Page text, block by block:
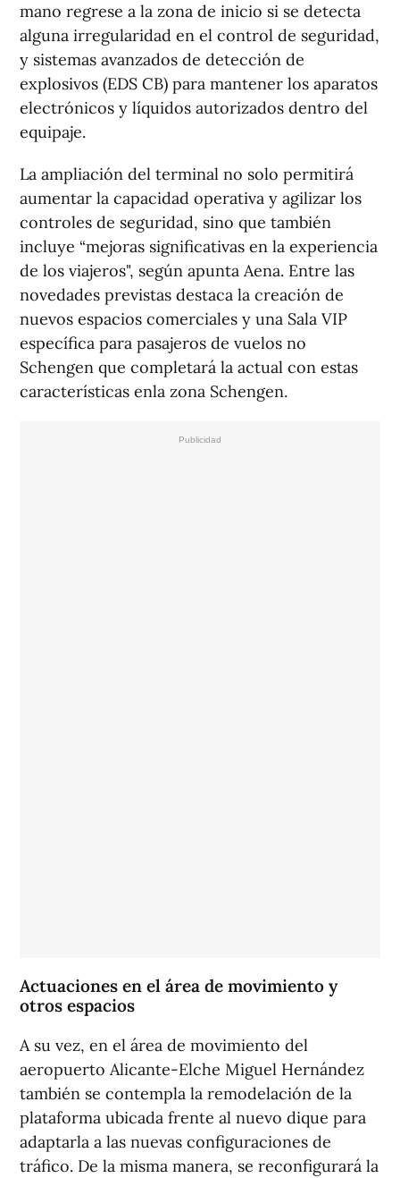
mano regrese a la zona de inicio si se detecta
alguna irregularidad en el control de seguridad,
y sistemas avanzados de detección de
explosivos (EDS CB) para mantener los aparatos
electrónicos y líquidos autorizados dentro del
equipaje.
La ampliación del terminal no solo permitirá
aumentar la capacidad operativa y agilizar los
controles de seguridad, sino que también
incluye “mejoras significativas en la experiencia
de los viajeros", según apunta Aena. Entre las
novedades previstas destaca la creación de
nuevos espacios comerciales y una Sala VIP
específica para pasajeros de vuelos no
Schengen que completará la actual con estas
características enla zona Schengen.
Actuaciones en el área de movimiento y
otros espacios
A su vez, en el área de movimiento del
aeropuerto Alicante-Elche Miguel Hernández
también se contempla la remodelación de la
plataforma ubicada frente al nuevo dique para
adaptarla a las nuevas configuraciones de
tráfico. De la misma manera, se reconfigurará la